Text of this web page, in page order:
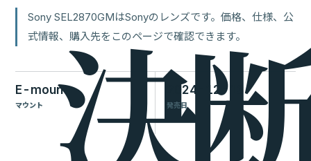
Sony SEL2870GMはSonyのレンズです。価格、仕様、公
式情報、購入先をこのページで確認できます。
E-mount
マウント
2024-12-13
発売日